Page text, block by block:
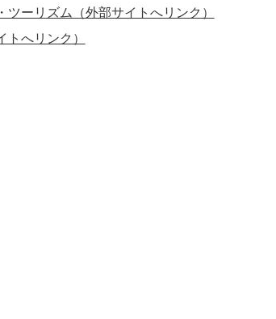
ツーリズム（外部サイトへリンク）
へリンク）